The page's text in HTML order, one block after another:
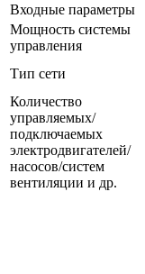
Входные параметры
Мощность системы
управления
Тип сети
Количество
управляемых/
подключаемых
электродвигателей/
насосов/систем
вентиляции и др.